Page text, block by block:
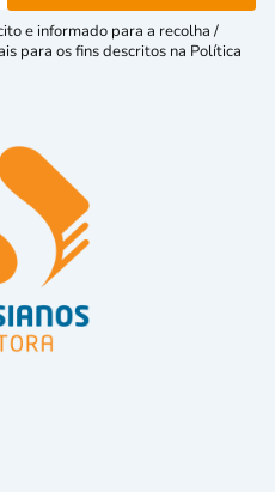
e informado para a recolha /
para os fins descritos na Política